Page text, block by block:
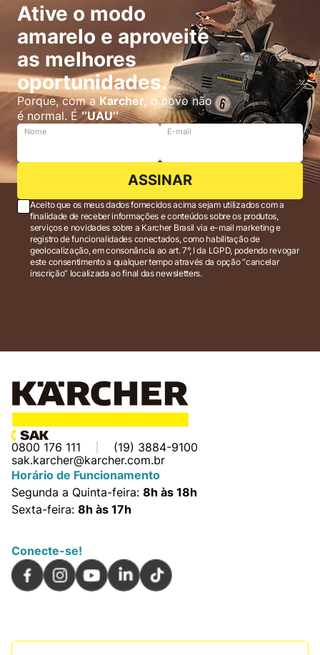
Ative o modo
amarelo e aproveite
as melhores
oportunidades.
Porque, com aKarcher, o novo não
é normal. É‘’UAU’’
Nome E-mail
ASSINAR
Aceito que os meus dados fornecidos acima sejam utilizados com a
finalidade de receber informações e conteúdos sobre os produtos,
serviços e novidades sobre a Karcher Brasil via e-mail marketing e
registro de funcionalidades conectados, como habilitação de
geolocalização, em consonância ao art. 7°, I da LGPD, podendo revogar
este consentimento a qualquer tempo através da opção “cancelar
inscrição” localizada ao final das newsletters.
0800 176 111
(19) 3884-9100
sak.karcher@karcher.com.br
Horário de Funcionamento
Segunda a Quinta-feira: 8h às 18h
Sexta-feira: 8h às 17h
Conecte-se!